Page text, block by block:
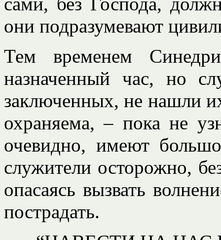
они подразумевают
Тем временем
назначенный час, но
заключенных, не нашли
охраняема, – пока не
очевидно, имеют
служители осторожно,
опасаясь вызвать
пострадать.